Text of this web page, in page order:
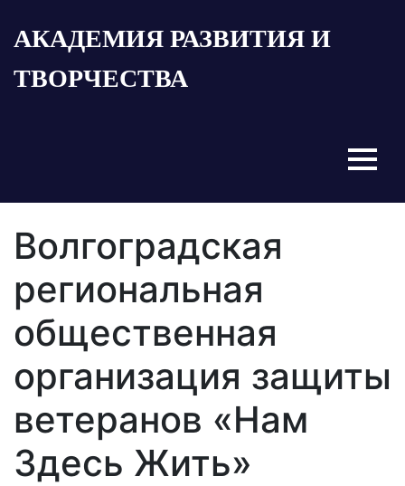
АКАДЕМИЯ РАЗВИТИЯ И
ТВОРЧЕСТВА
Menu
Волгоградская
региональная
общественная
организация защиты
ветеранов «Нам
Здесь Жить»